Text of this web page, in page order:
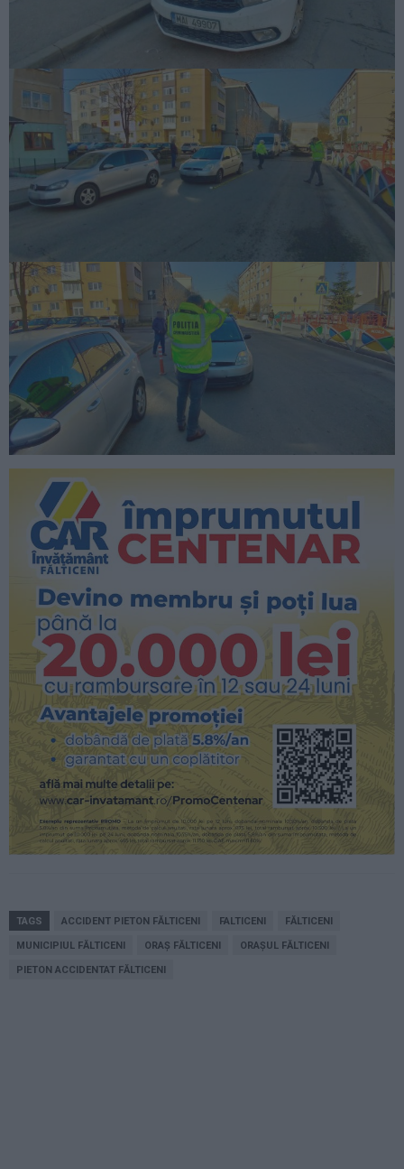
TAGS ACCIDENT PIETON FĂLTICENI FALTICENI FĂLTICENI
MUNICIPIUL FĂLTICENI ORAȘ FĂLTICENI ORAȘUL FĂLTICENI
PIETON ACCIDENTAT FĂLTICENI